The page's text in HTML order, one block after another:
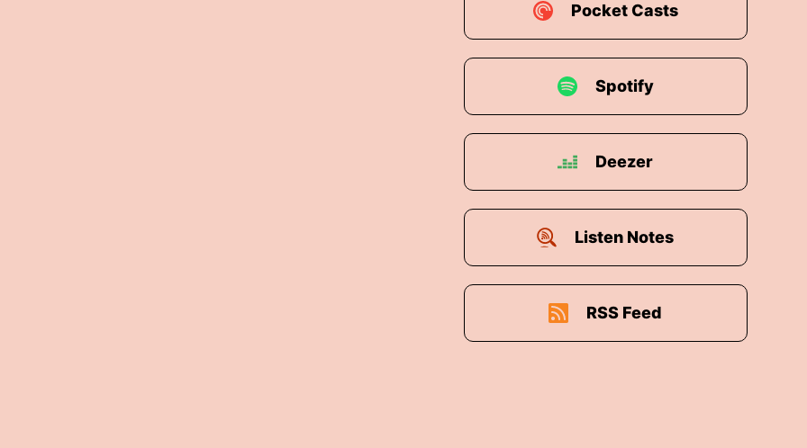
Pocket Casts
Spotify
Deezer
Listen Notes
RSS Feed